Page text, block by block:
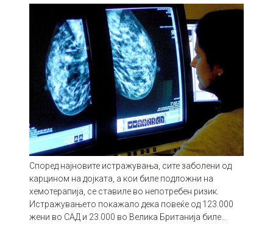
Според најновите истражувања, сите заболени од
карцином на дојката, а кои биле подложни на
хемотерапија, се ставиле во непотребен ризик.
Истражувањето покажало дека повеќе од 123.000
жени во САД и 23.000 во Велика Британија биле…